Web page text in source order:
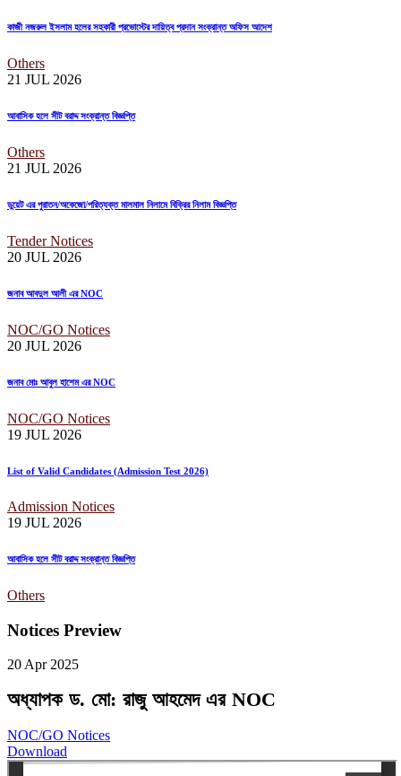
কাজী নজরুল ইসলাম হলের সহকারী প্রভোস্টের দায়িত্ব প্রদান সংক্রান্ত অফিস আদেশ
Others
21 JUL 2026
আবাসিক হলে সীট বরাদ্দ সংক্রান্ত বিজ্ঞপ্তি
Others
21 JUL 2026
ডুয়েট এর পুরাতন/অকেজো/পরিত্যক্ত মালমাল নিলামে বিক্রির নিলাম বিজ্ঞপ্তি
Tender Notices
20 JUL 2026
জনাব আবদুল আলী এর NOC
NOC/GO Notices
20 JUL 2026
জনাব মোঃ আবুল হাশেম এর NOC
NOC/GO Notices
19 JUL 2026
List of Valid Candidates (Admission Test 2026)
Admission Notices
19 JUL 2026
আবাসিক হলে সীট বরাদ্দ সংক্রান্ত বিজ্ঞপ্তি
Others
Notices Preview
20 Apr 2025
অধ্যাপক ড. মো: রাজু আহমেদ এর NOC
NOC/GO Notices
Download